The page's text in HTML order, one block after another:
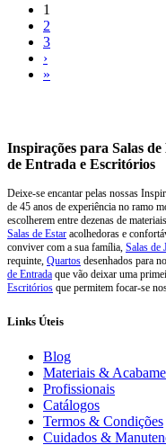
1
2
3
›
»
Inspirações para Salas
de Entrada e Escritórios
Deixe-se encantar pelas nossas
de 45 anos de experiência no ramo
escolherem entre dezenas de
Salas de Estar acolhedoras e
conviver com a sua família, Salas de
requinte, Quartos desenhados para
de Entrada que vão deixar uma
Escritórios que permitem focar-se
Links Úteis
Blog
Materiais &
Profissionais
Catálogos
Termos & Condições
Cuidados &